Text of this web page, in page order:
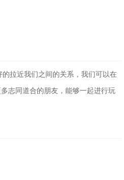
拉近我们之间的关系，我们可以在
志同道合的朋友，能够一起进行玩